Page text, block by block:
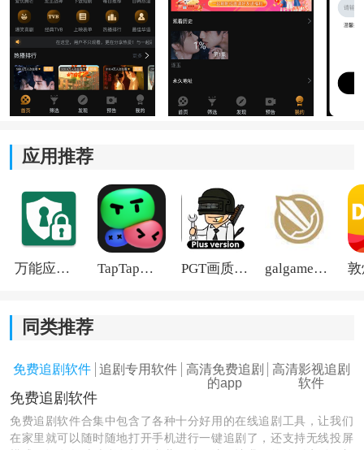
影视内容丰富：
软件汇集了热门 电视剧、电影、综艺和动漫等内容，更
新频率也比较快，想追新剧或者补老片基本都能找到。
2、纯净观影体验：
免费无广告：
播放过程中不会频繁弹广告，观影体验更流畅，不需要
额外开会员也能直接观看。
3、多设备兼容与投屏：
无论是手机还是安卓设备都能适配，同时支持投屏到电
一起刷软件优势：
1. 同步观影体验强：最大的亮点就是多人同步播放。
应用推荐
万能应用隐藏 TapTap国际版2026 PGT画质助手旧版 galgame游戏盒子2026
同类推荐
免费追剧软件 追剧专用软件
高清免费追剧
的app
高清影视追剧
软件
免费追剧软件
免费追剧软件合集中包含了各种十分好用的在线追剧工具，让我们
在家里就可以随时随地打开手机进行一键追剧了，还支持无线投屏